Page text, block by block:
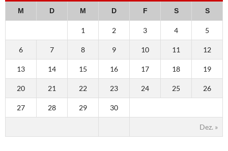
M D M D F S S
Dez. »
1 2 3 4 5
6 7 8 9 10 11 12
13 14 15 16 17 18 19
20 21 22 23 24 25 26
27 28 29 30